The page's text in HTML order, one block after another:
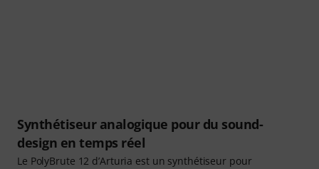
Synthétiseur analogique pour du sound-
design en temps réel
Le PolyBrute 12 d’Arturia est un synthétiseur pour